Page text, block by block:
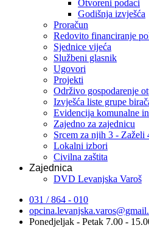
Otvoreni podaci
Godišnja izvješća
Proračun
Redovito financiranje
Sjednice vijeća
Službeni glasnik
Ugovori
Projekti
Održivo gospodarenje
Izvješća liste grupe
Evidencija komunalne
Zajedno za zajednicu
Srcem za njih 3 - Zaželi
Lokalni izbori
Civilna zaštita
Zajednica
DVD Levanjska Varoš
031 / 864 - 010
Ponedjeljak - Petak 7.00 -